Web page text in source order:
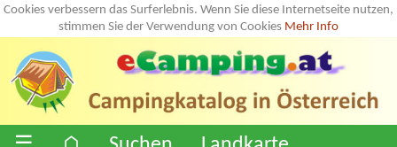
Cookies verbessern das Surferlebnis. Wenn Sie diese Internetseite nutzen,
stimmen Sie der Verwendung von Cookies Mehr Info